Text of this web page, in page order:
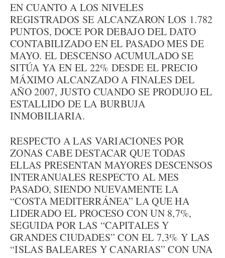
EN CUANTO A LOS NIVELES
REGISTRADOS SE ALCANZARON LOS 1.782
PUNTOS, DOCE POR DEBAJO DEL DATO
CONTABILIZADO EN EL PASADO MES DE
MAYO. EL DESCENSO ACUMULADO SE
SITÚA YA EN EL 22% DESDE EL PRECIO
MÁXIMO ALCANZADO A FINALES DEL
AÑO 2007, JUSTO CUANDO SE PRODUJO EL
ESTALLIDO DE LA BURBUJA
INMOBILIARIA.
RESPECTO A LAS VARIACIONES POR
ZONAS CABE DESTACAR QUE TODAS
ELLAS PRESENTAN MAYORES DESCENSOS
INTERANUALES RESPECTO AL MES
PASADO, SIENDO NUEVAMENTE LA
“COSTA MEDITERRÁNEA” LA QUE HA
LIDERADO EL PROCESO CON UN 8,7%,
SEGUIDA POR LAS “CAPITALES Y
GRANDES CIUDADES” CON EL 7,3% Y LAS
“ISLAS BALEARES Y CANARIAS” CON UNA